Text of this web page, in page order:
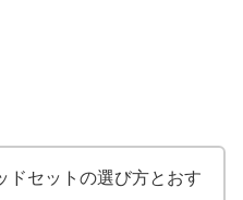
ドセットの選び方とおす